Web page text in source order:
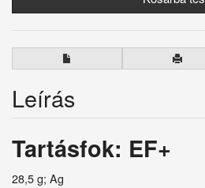
Leírás
Tartásfok: EF+
28,5 g; Ag